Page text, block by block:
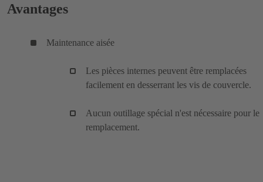
Avantages
Maintenance aisée
Les pièces internes peuvent être remplacées
facilement en desserrant les vis de couvercle.
Aucun outillage spécial n'est nécessaire pour le
remplacement.